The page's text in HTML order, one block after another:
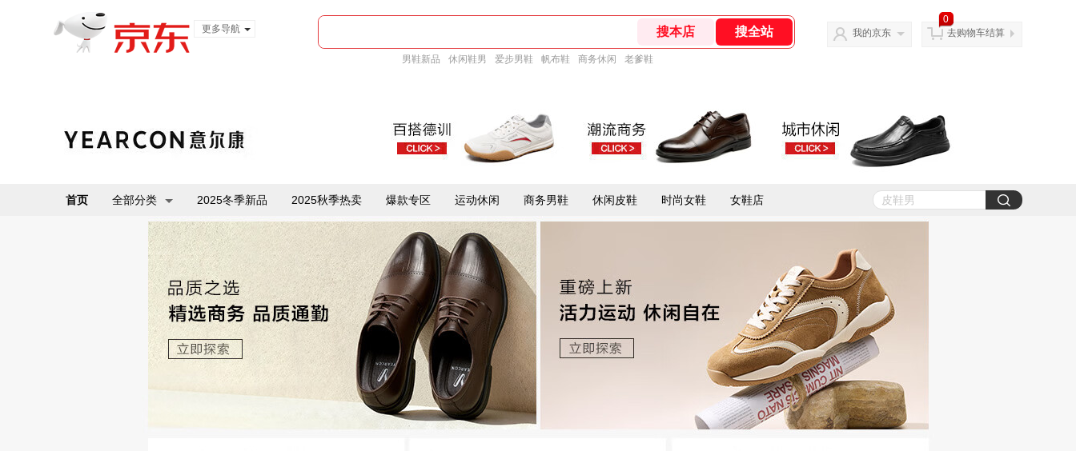
更多导航
男鞋新品 休闲鞋男 爱步男鞋 帆布鞋 商务休闲 老爹鞋
我的京东
0
去购物车结算
首页 全部分类 2025冬季新品 2025秋季热卖 爆款专区 运动休闲 商务男鞋 休闲皮鞋 时尚女鞋 女鞋店